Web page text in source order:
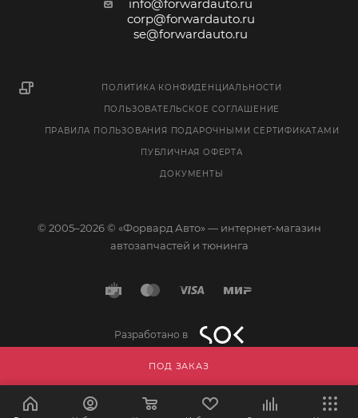
ПОД ЗАКАЗ
info@forwardauto.ru
corp@forwardauto.ru
se@forwardauto.ru
ПОЛИТИКА КОНФИДЕНЦИАЛЬНОСТИ
ПОЛЬЗОВАТЕЛЬСКОЕ СОГЛАШЕНИЕ
ПРАВИЛА ПОЛЬЗОВАНИЯ ПОДАРОЧНЫМИ СЕРТИФИКАТАМИ
ПУБЛИЧНАЯ ОФЕРТА
ДОКУМЕНТЫ
© 2005–2026 © «Форвард Авто» — интернет-магазин
автозапчастей и тюнинга
Разработано в